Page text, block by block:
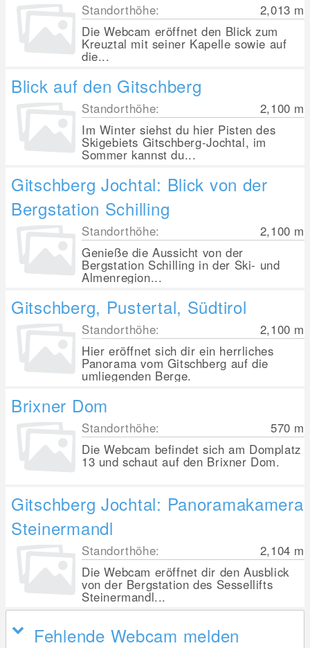
Standorthöhe: 2,013 m
Die Webcam eröffnet den Blick zum
Kreuztal mit seiner Kapelle sowie auf
die...
Blick auf den Gitschberg
Standorthöhe: 2,100 m
Im Winter siehst du hier Pisten des
Skigebiets Gitschberg-Jochtal, im
Sommer kannst du...
Gitschberg Jochtal: Blick von der
Bergstation Schilling
Standorthöhe: 2,100 m
Genieße die Aussicht von der
Bergstation Schilling in der Ski- und
Almenregion...
Gitschberg, Pustertal, Südtirol
Standorthöhe: 2,100 m
Hier eröffnet sich dir ein herrliches
Panorama vom Gitschberg auf die
umliegenden Berge.
Brixner Dom
Standorthöhe: 570 m
Die Webcam befindet sich am Domplatz
13 und schaut auf den Brixner Dom.
Gitschberg Jochtal: Panoramakamera
Steinermandl
Standorthöhe: 2,104 m
Die Webcam eröffnet dir den Ausblick
von der Bergstation des Sessellifts
Steinermandl...
Fehlende Webcam melden